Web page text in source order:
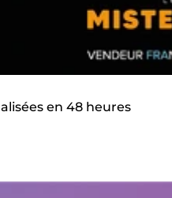
en 48 heures